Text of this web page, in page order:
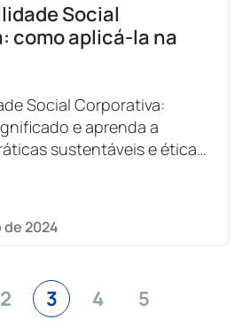
Social
como aplicá-la na
Social Corporativa:
e aprenda a
sustentáveis e éticas
2024
2 3 4 5